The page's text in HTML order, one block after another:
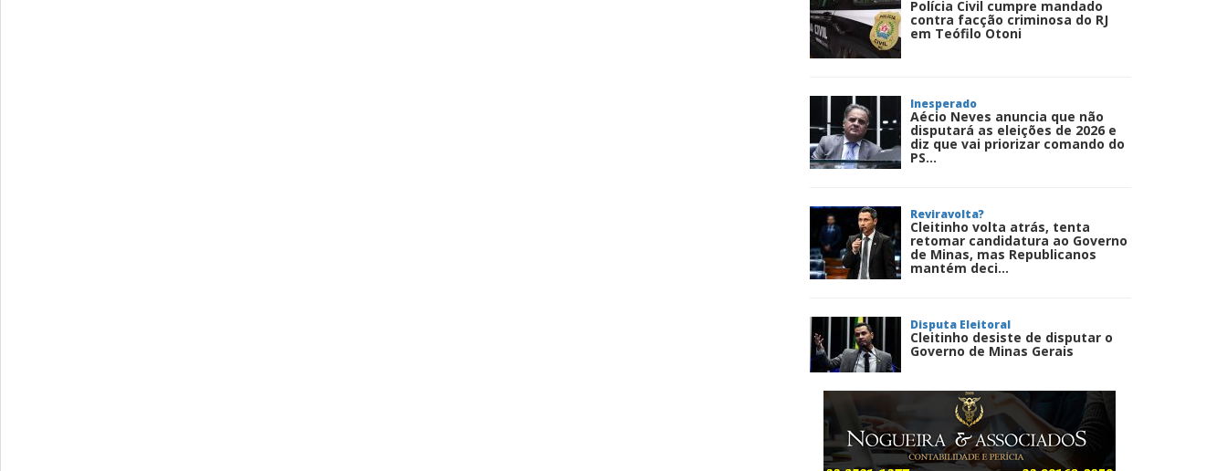
Polícia Civil cumpre mandado
contra facção criminosa do RJ
em Teófilo Otoni
Inesperado
Aécio Neves anuncia que não
disputará as eleições de 2026 e
diz que vai priorizar comando do
PS...
Reviravolta?
Cleitinho volta atrás, tenta
retomar candidatura ao Governo
de Minas, mas Republicanos
mantém deci...
Disputa Eleitoral
Cleitinho desiste de disputar o
Governo de Minas Gerais
Entenda
Pix Pensão Alimentícia: entenda
o que é e como solicitar